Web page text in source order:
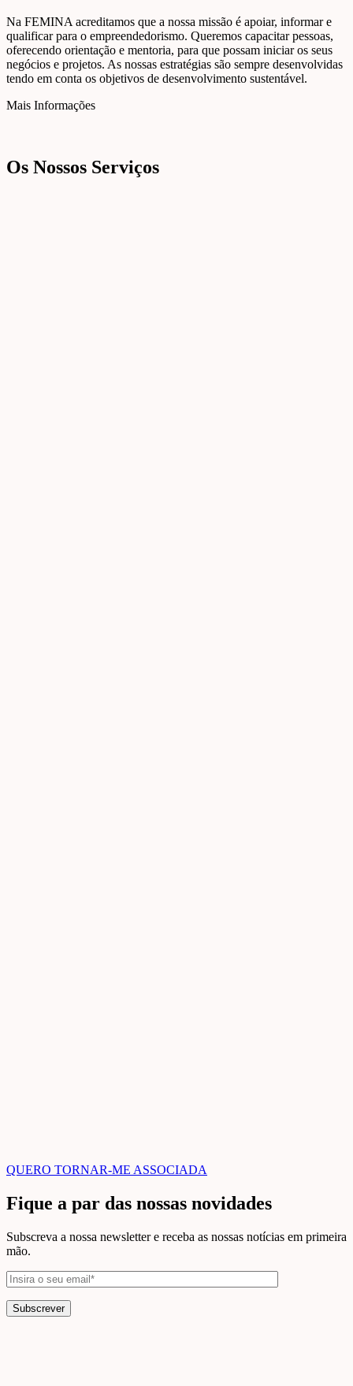
Na FEMINA acreditamos que a nossa missão é apoiar, informar e
qualificar para o empreendedorismo. Queremos capacitar pessoas,
oferecendo orientação e mentoria, para que possam iniciar os seus
negócios e projetos. As nossas estratégias são sempre desenvolvidas
tendo em conta os objetivos de desenvolvimento sustentável.
Mais Informações
Os Nossos Serviços
QUERO TORNAR-ME ASSOCIADA
Fique a par das nossas novidades
Subscreva a nossa newsletter e receba as nossas notícias em primeira
mão.
Subscrever